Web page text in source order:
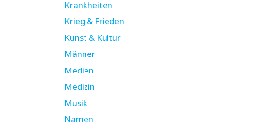
Krankheiten
Krieg & Frieden
Kunst & Kultur
Männer
Medien
Medizin
Musik
Namen